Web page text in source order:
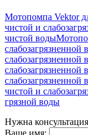
Мотопомпа Vektor
чистой и
чистой воды
слабозагрязненной
слабозагрязненной
слабозагрязненной
слабозагрязненной
чистой и
грязной воды
Нужна
Ваше имя: